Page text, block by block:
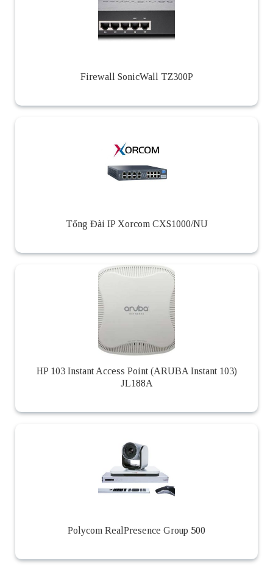
Firewall SonicWall TZ300P
Tổng Đài IP Xorcom CXS1000/NU
HP 103 Instant Access Point (ARUBA Instant 103)
JL188A
Polycom RealPresence Group 500